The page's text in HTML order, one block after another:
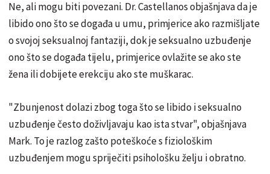
Ne, ali mogu biti povezani. Dr. Castellanos objašnjava da je
libido ono što se događa u umu, primjerice ako razmišljate
o svojoj seksualnoj fantaziji, dok je seksualno uzbuđenje
ono što se događa tijelu, primjerice ovlažite se ako ste
žena ili dobijete erekciju ako ste muškarac.
"Zbunjenost dolazi zbog toga što se libido i seksualno
uzbuđenje često doživljavaju kao ista stvar", objašnjava
Mark. To je razlog zašto poteškoće s fiziološkim
uzbuđenjem mogu spriječiti psihološku želju i obratno.